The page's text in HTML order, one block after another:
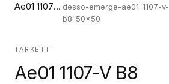
Ae01 1107-V B8 desso-emerge-ae01-1107-v-
b8-50x50
TARKETT
Ae01 1107-V B8